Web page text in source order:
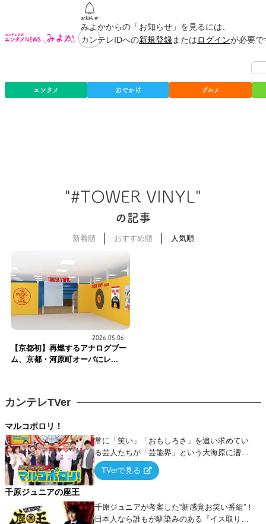
みよかからの「お知らせ」を見るには、
カンテレIDへの新規登録またはログインが必要
エンタメ おでかけ グルメ
"#TOWER VINYL"
の記事
新着順 おすすめ順 人気順
2026.05.06
【京都初】再燃するアナログブー
ム、京都・河原町オーパにレ...
カンテレTVer
マルコポロリ！
常に「笑い」「おもしろさ」を追い求めてい
る芸人たちが「芸能界」という大海原に漕ぎ
出でて、新たなオモシロ人間を発掘する！
TVerで見る
千原ジュニアの座王
千原ジュニアが考案した“新感覚お笑い番組”！
日本人なら誰もが馴染みのある『イス取りゲ